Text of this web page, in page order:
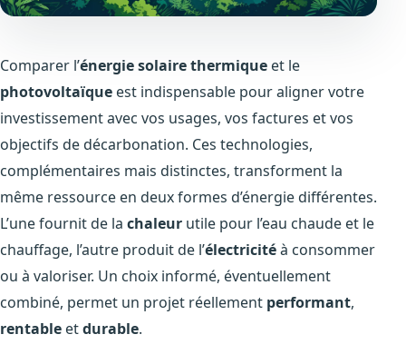
Comparer l’énergie solaire thermique et le
photovoltaïque est indispensable pour aligner votre
investissement avec vos usages, vos factures et vos
objectifs de décarbonation. Ces technologies,
complémentaires mais distinctes, transforment la
même ressource en deux formes d’énergie différentes.
L’une fournit de la chaleur utile pour l’eau chaude et le
chauffage, l’autre produit de l’électricitéà consommer
ou à valoriser. Un choix informé, éventuellement
combiné, permet un projet réellement performant,
rentable etdurable.